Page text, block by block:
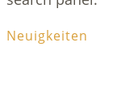
Neuigkeiten